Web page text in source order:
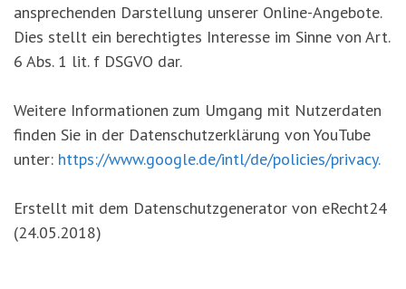
ansprechenden Darstellung unserer Online-Angebote.
Dies stellt ein berechtigtes Interesse im Sinne von Art.
6 Abs. 1 lit. f DSGVO dar.
Weitere Informationen zum Umgang mit Nutzerdaten
finden Sie in der Datenschutzerklärung von YouTube
unter: https://www.google.de/intl/de/policies/privacy.
Erstellt mit dem Datenschutzgenerator von eRecht24
(24.05.2018)